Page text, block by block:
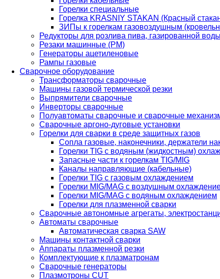
Горелки специальные
Горелка KRASNIY STAKAN (Красный
ЗИПы к горелкам газовоздушным
Редукторы для розлива пива, газированной
Резаки машинные (РМ)
Генераторы ацетиленовые
Рампы газовые
Сварочное оборудование
Трансформаторы сварочные
Машины газовой термической резки
Выпрямители сварочные
Инверторы сварочные
Полуавтоматы сварочные и сварочные
Сварочные аргоно-дуговые установки
Горелки для сварки в среде защитных газов
Сопла газовые, наконечники, держатели
Горелки TIG с водяным (жидкостным)
Запасные части к горелкам TIG/MIG
Каналы направляющие (кабельные)
Горелки TIG с газовым охлаждением
Горелки MIG/MAG с воздушным
Горелки MIG/MAG с водяным охлаждением
Горелки для плазменной сварки
Сварочные автономные агрегаты,
Автоматы сварочные
Автоматическая сварка SAW
Машины контактной сварки
Аппараты плазменной резки
Комплектующие к плазматронам
Сварочные генераторы
Плазмотроны CUT